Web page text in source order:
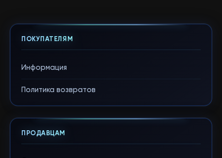
ПОКУПАТЕЛЯМ
Информация
Политика возвратов
ПРОДАВЦАМ